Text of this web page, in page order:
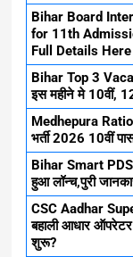
Bihar Board
for 11th
Full Details Here
Bihar Top 3
इस महीने मे 10वीं,
Medhepura
भर्ती 2026 10वीं
Bihar Smart PDS
हुआ लॉन्च,पुरी
CSC Aadhar
बहाली आधार
शुरू?